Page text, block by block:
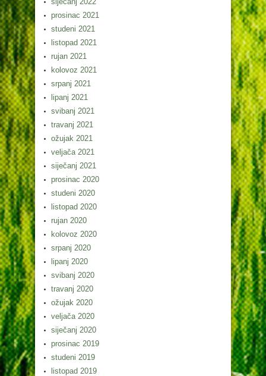
prosinac 2021
studeni 2021
listopad 2021
rujan 2021
kolovoz 2021
srpanj 2021
lipanj 2021
svibanj 2021
travanj 2021
ožujak 2021
veljača 2021
siječanj 2021
prosinac 2020
studeni 2020
listopad 2020
rujan 2020
kolovoz 2020
srpanj 2020
lipanj 2020
svibanj 2020
travanj 2020
ožujak 2020
veljača 2020
siječanj 2020
prosinac 2019
studeni 2019
listopad 2019